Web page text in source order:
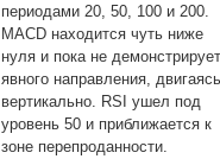
периодами 20, 50, 100 и 200.
MACD находится чуть ниже
нуля и пока не
явного направления,
вертикально. RSI ушел под
уровень 50 и приближается к
зоне перепроданности.